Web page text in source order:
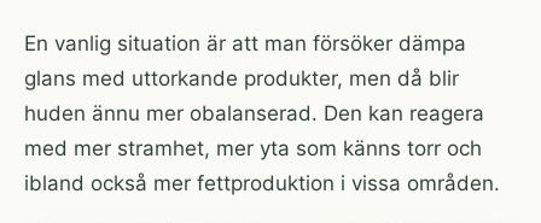
En vanlig situation är att man försöker dämpa
glans med uttorkande produkter, men då blir
huden ännu mer obalanserad. Den kan reagera
med mer stramhet, mer yta som känns torr och
ibland också mer fettproduktion i vissa områden.